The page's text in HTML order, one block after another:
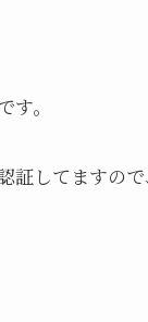
。
証してますの